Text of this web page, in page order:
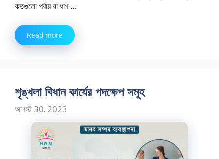
কতগুলো পর্যায় বা ধাপ …
Read more
শৃঙ্খলা বিধান কার্যের পদক্ষেপ সমূহ
আগস্ট 30, 2023